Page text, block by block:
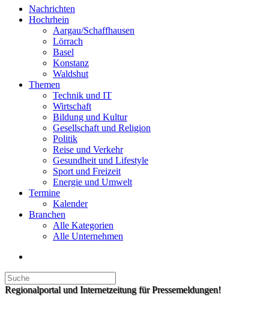
Nachrichten
Hochrhein
Aargau/Schaffhausen
Lörrach
Basel
Konstanz
Waldshut
Themen
Technik und IT
Wirtschaft
Bildung und Kultur
Gesellschaft und Religion
Politik
Reise und Verkehr
Gesundheit und Lifestyle
Sport und Freizeit
Energie und Umwelt
Termine
Kalender
Branchen
Alle Kategorien
Alle Unternehmen
Regionalportal und Internetzeitung für Pressemeldungen!